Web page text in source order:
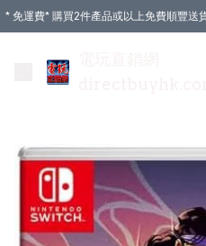
* 免運費* 購買2件產品或以上免費順豐送